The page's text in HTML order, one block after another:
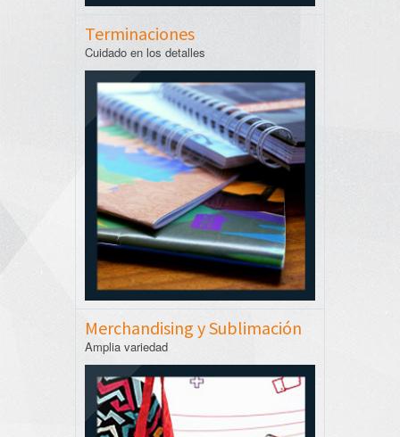
Terminaciones
Cuidado en los detalles
Merchandising y Sublimación
Amplia variedad